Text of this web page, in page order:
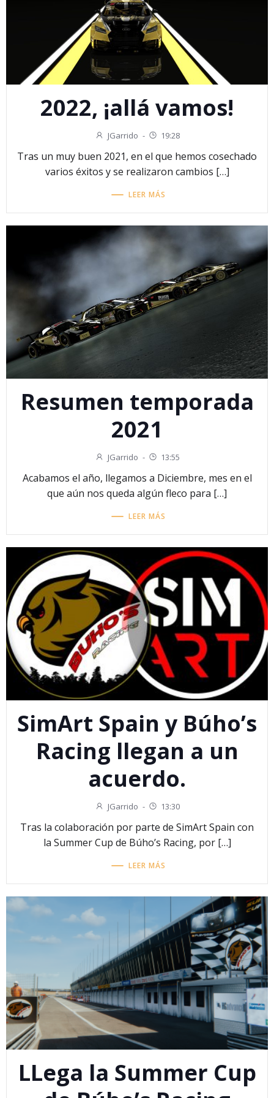
2022, ¡allá vamos!
JGarrido - 19:28
Tras un muy buen 2021, en el que hemos cosechado
varios éxitos y se realizaron cambios […]
LEER MÁS
Resumen temporada
2021
JGarrido - 13:55
Acabamos el año, llegamos a Diciembre, mes en el
que aún nos queda algún fleco para […]
LEER MÁS
SimArt Spain y Búho’s
Racing llegan a un
acuerdo.
JGarrido - 13:30
Tras la colaboración por parte de SimArt Spain con
la Summer Cup de Búho’s Racing, por […]
LEER MÁS
LLega la Summer Cup